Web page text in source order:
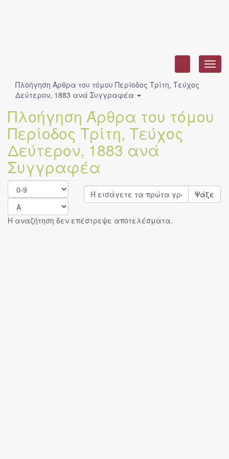
Πλοήγηση Άρθρα του τόμου Περίοδος Τρίτη, Τεύχος
Δεύτερον, 1883 ανά Συγγραφέα
Πλοήγηση Άρθρα του τόμου
Περίοδος Τρίτη, Τεύχος
Δεύτερον, 1883 ανά
Συγγραφέα
Ψάξε
Η αναζήτηση δεν επέστρεψε αποτελέσματα.